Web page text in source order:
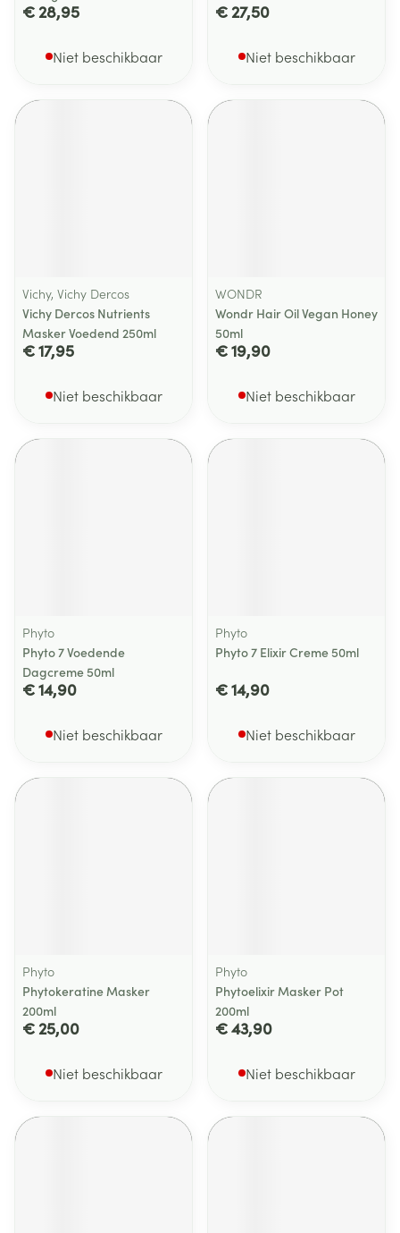
€ 28,95
Niet beschikbaar
€ 27,50
Niet beschikbaar
Vichy, Vichy Dercos
Vichy Dercos Nutrients
Masker Voedend 250ml
€ 17,95
Niet beschikbaar
WONDR
Wondr Hair Oil Vegan Honey
50ml
€ 19,90
Niet beschikbaar
Phyto
Phyto 7 Voedende
Dagcreme 50ml
€ 14,90
Niet beschikbaar
Phyto
Phyto 7 Elixir Creme 50ml
€ 14,90
Niet beschikbaar
Phyto
Phytokeratine Masker
200ml
€ 25,00
Niet beschikbaar
Phyto
Phytoelixir Masker Pot
200ml
€ 43,90
Niet beschikbaar